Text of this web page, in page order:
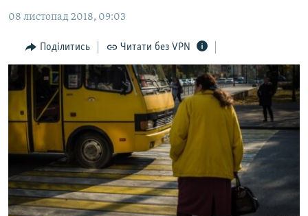
основної
Перейти
до
пошуку
БЛОГИ
ПОГЛЯД
ІНТЕРВ'Ю
ВСЕ ЗА ДЕНЬ
СПЕЦПРОЕКТИ
ДЕПОРТАЦІЯ
ВІДЕОУРОКИ «ELIFBE»
СВІДЧЕННЯ ОКУПАЦІЇ
ЯК ОБІЙТИ БЛОКУВАННЯ
Русский
Qırımtatar
08 листопад 2018, 09:03
Поділитись Читати без VPN